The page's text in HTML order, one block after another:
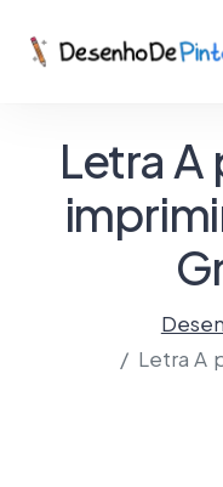
Colorir Online
Criar com IA!
Letra A
Letra A